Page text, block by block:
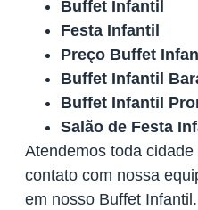
Buffet Infantil
Festa Infantil
Preço Buffet
Buffet Infantil
Buffet Infantil
Salão de Festa
Atendemos toda
contato com nossa
em nosso Buffet Infantil.